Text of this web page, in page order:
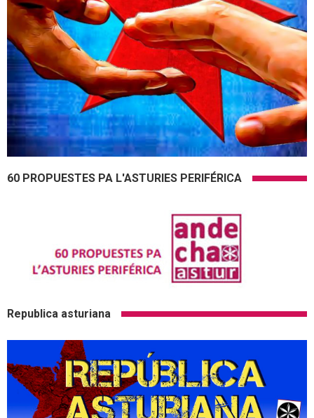
60 PROPUESTES PA L'ASTURIES PERIFÉRICA
Republica asturiana